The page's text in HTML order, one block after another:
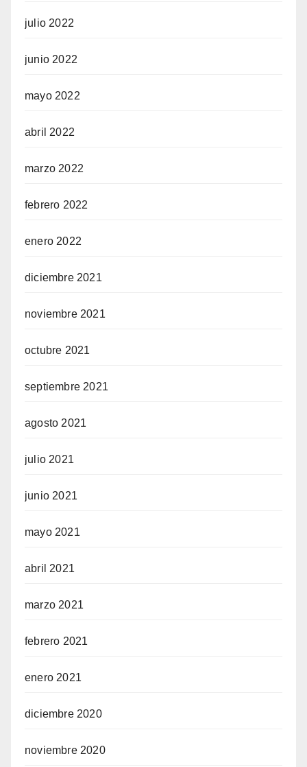
julio 2022
junio 2022
mayo 2022
abril 2022
marzo 2022
febrero 2022
enero 2022
diciembre 2021
noviembre 2021
octubre 2021
septiembre 2021
agosto 2021
julio 2021
junio 2021
mayo 2021
abril 2021
marzo 2021
febrero 2021
enero 2021
diciembre 2020
noviembre 2020